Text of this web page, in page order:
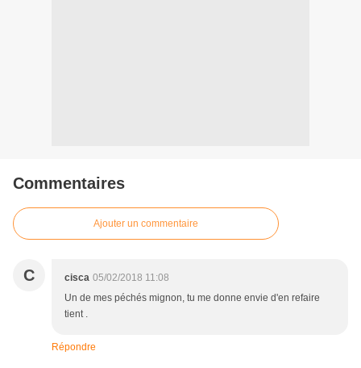
Commentaires
Ajouter un commentaire
C cisca 05/02/2018 11:08
Un de mes péchés mignon, tu me donne envie d'en refaire
tient .
Répondre